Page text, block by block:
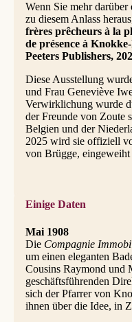
Wenn Sie mehr darüber
zu diesem Anlass
frères prêcheurs à la
de présence à
Peeters Publishers,
Diese Ausstellung
und Frau Geneviève
Verwirklichung wurde
der Freunde von Zoute
Belgien und der
2025 wird sie offiziell
von Brügge, eingeweiht
Einige Daten
Mai 1908
Die Compagnie
um einen eleganten
Cousins Raymond und
geschäftsführenden
sich der Pfarrer von
ihnen über die Idee, in